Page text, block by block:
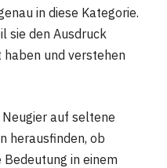
in diese Kategorie.
sie den Ausdruck
und verstehen
auf seltene
herausfinden, ob
in einem